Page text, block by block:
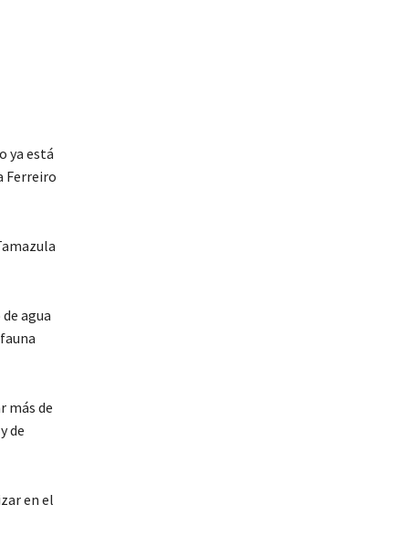
ya está
Ferreiro
agua
más de
de
en el